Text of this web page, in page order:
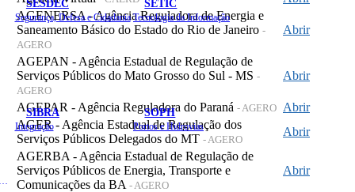
SESDEC
Segurança, Defesa e Cidadania
SETIC
Tecnologia da Informação
SIBRA
Integração
SOPH
Portos e Hidrovias
AGENERSA - Agência Reguladora de Energia e
Saneamento Básico do Estado do Rio de Janeiro -
AGERO
Abrir
AGEPAN - Agência Estadual de Regulação de
Serviços Públicos do Mato Grosso do Sul - MS -
AGERO
Abrir
AGEPAR - Agência Reguladora do Paraná - AGERO Abrir
AGER - Agência Estadual de Regulação dos
Serviços Públicos Delegados do MT - AGERO
Abrir
AGERBA - Agência Estadual de Regulação de
Serviços Públicos de Energia, Transporte e
Comunicações da BA - AGERO
Abrir